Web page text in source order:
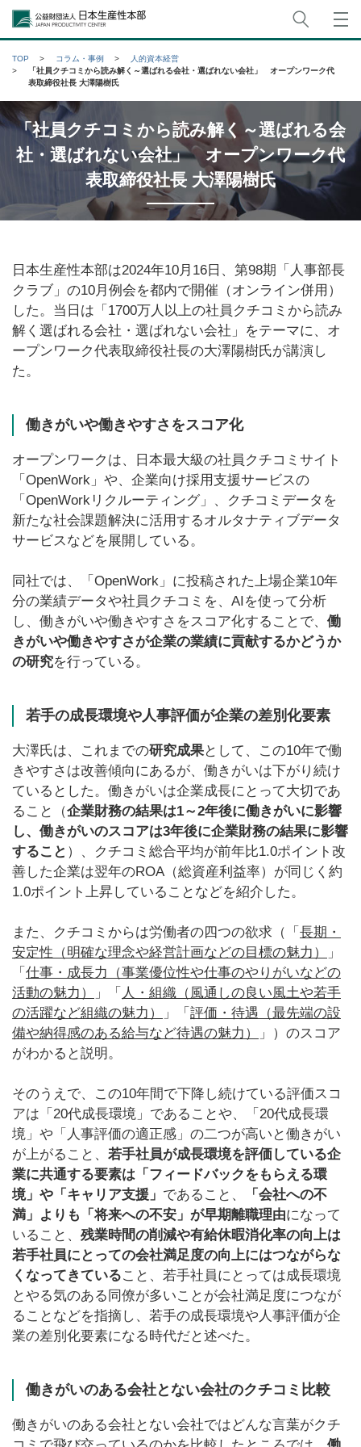
公益財団法人日本生産性本部
TOP コラム・事例
人的資本経営
「社員クチコミから読み解く～選ばれる会社・選ばれない会社」 オープンワーク代
表取締役社長 大澤陽樹氏
「社員クチコミから読み解く～選ばれる会
社・選ばれない会社」 オープンワーク代
表取締役社長 大澤陽樹氏
日本生産性本部は2024年10月16日、第98期「人事部長
クラブ」の10月例会を都内で開催（オンライン併用）
した。当日は「1700万人以上の社員クチコミから読み
解く選ばれる会社・選ばれない会社」をテーマに、オ
ープンワーク代表取締役社長の大澤陽樹氏が講演し
た。
働きがいや働きやすさをスコア化
オープンワークは、日本最大級の社員クチコミサイト
「OpenWork」や、企業向け採用支援サービスの
「OpenWorkリクルーティング」、クチコミデータを
新たな社会課題解決に活用するオルタナティブデータ
サービスなどを展開している。
同社では、「OpenWork」に投稿された上場企業10年
分の業績データや社員クチコミを、AIを使って分析
し、働きがいや働きやすさをスコア化することで、 働
きがいや働きやすさが企業の業績に貢献するかどうか
の研究を行っている。
若手の成長環境や人事評価が企業の差別化要素
大澤氏は、これまでの研究成果として、この10年で働
きやすさは改善傾向にあるが、働きがいは下がり続け
ているとした。働きがいは企業成長にとって大切であ
ること（企業財務の結果は1～2年後に働きがいに影響
し、働きがいのスコアは3年後に企業財務の結果に影響
すること ）、クチコミ総合平均が前年比1.0ポイント改
善した企業は翌年のROA（総資産利益率）が同じく約
1.0ポイント上昇していることなどを紹介した。
また、クチコミからは労働者の四つの欲求（「 長期・
安定性（明確な理念や経営計画などの目標の魅力）
」
「 仕事・成長力（事業優位性や仕事のやりがいなどの
活動の魅力）
」「 人・組織（風通しの良い風土や若手
の活躍など組織の魅力）
」「 評価・待遇（最先端の設
備や納得感のある給与など待遇の魅力）
」）のスコア
がわかると説明。
そのうえで、この10年間で下降し続けている評価スコ
アは「20代成長環境」であることや、「20代成長環
境」や「人事評価の適正感」の二つが高いと働きがい
が上がること、 若手社員が成長環境を評価している企
業に共通する要素は「フィードバックをもらえる環
境」や「キャリア支援」 であること、
「会社への不
満」よりも「将来への不安」が早期離職理由になって
いること、 残業時間の削減や有給休暇消化率の向上は
若手社員にとっての会社満足度の向上にはつながらな
くなってきていること、若手社員にとっては成長環境
とやる気のある同僚が多いことが会社満足度につなが
ることなどを指摘し、若手の成長環境や人事評価が企
業の差別化要素になる時代だと述べた。
働きがいのある会社とない会社のクチコミ比較
働きがいのある会社とない会社ではどんな言葉がクチ